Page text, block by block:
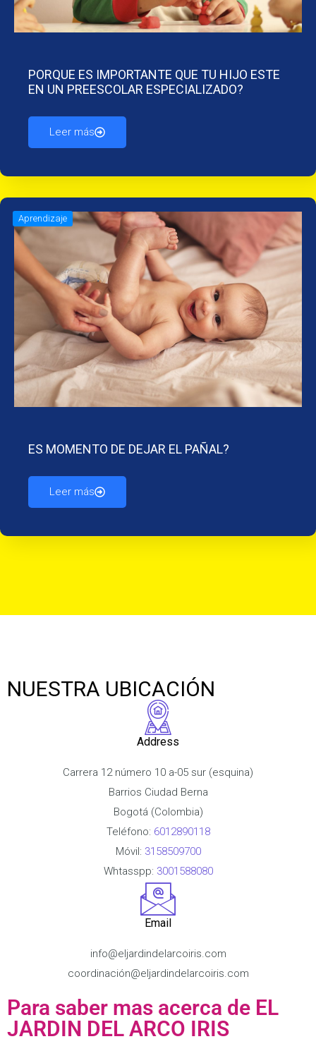
PORQUE ES IMPORTANTE QUE TU HIJO ESTE
EN UN PREESCOLAR ESPECIALIZADO?
Leer más
Aprendizaje
ES MOMENTO DE DEJAR EL PAÑAL?
Leer más
NUESTRA UBICACIÓN
Address
Carrera 12 número 10 a-05 sur (esquina)
Barrios Ciudad Berna
Bogotá (Colombia)
Teléfono: 6012890118
Móvil: 3158509700
Whtasspp: 3001588080
Email
info@eljardindelarcoiris.com
coordinación@eljardindelarcoiris.com
Para saber mas acerca de EL
JARDIN DEL ARCO IRIS